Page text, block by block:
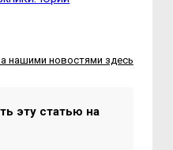
нашими новостями здесь
эту статью на